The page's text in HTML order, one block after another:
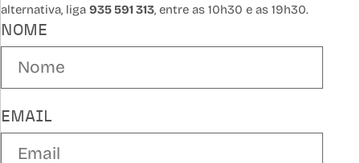
alternativa, liga 935 591 313, entre as 10h30 e as 19h30.
NOME
EMAIL